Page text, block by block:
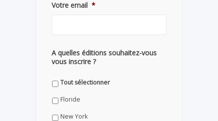
Votre email *
A quelles éditions souhaitez-vous
vous inscrire ?
Tout sélectionner
Floride
New York